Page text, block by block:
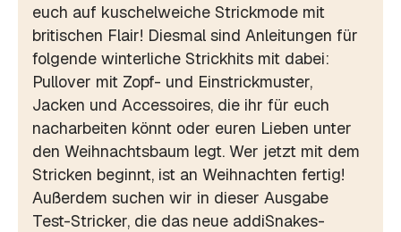
euch auf kuschelweiche Strickmode mit
britischen Flair! Diesmal sind Anleitungen für
folgende winterliche Strickhits mit dabei:
Pullover mit Zopf- und Einstrickmuster,
Jacken und Accessoires, die ihr für euch
nacharbeiten könnt oder euren Lieben unter
den Weihnachtsbaum legt. Wer jetzt mit dem
Stricken beginnt, ist an Weihnachten fertig!
Außerdem suchen wir in dieser Ausgabe
Test-Stricker, die das neue addiSnakes-